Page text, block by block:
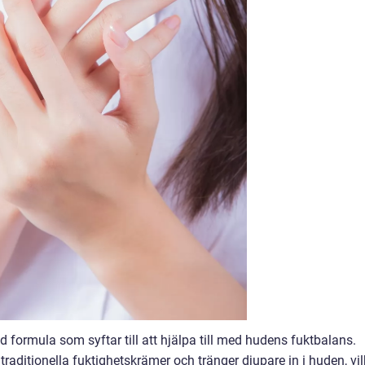
formula som syftar till att hjälpa till med hudens fuktbalans.
fuktighetskrämer och tränger djupare in i huden,